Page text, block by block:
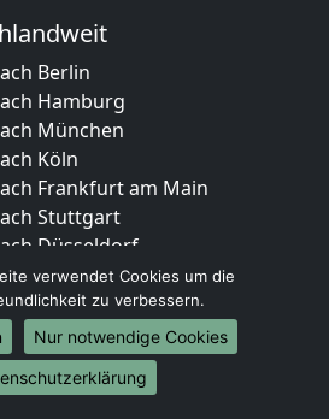
Berlin
Hamburg
München
Köln
Frankfurt am Main
Stuttgart
Düsseldorf
Leipzig
Dortmund
Essen
Bremen
Dresden
verwendet Cookies um die
zu verbessern.
Nur notwendige Cookies